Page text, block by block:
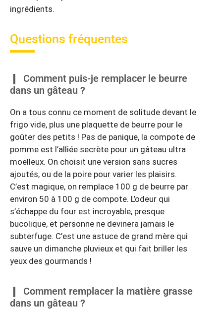
ingrédients.
Questions fréquentes
Comment puis-je remplacer le beurre
dans un gâteau ?
On a tous connu ce moment de solitude devant le
frigo vide, plus une plaquette de beurre pour le
goûter des petits ! Pas de panique, la compote de
pomme est l’alliée secrète pour un gâteau ultra
moelleux. On choisit une version sans sucres
ajoutés, ou de la poire pour varier les plaisirs.
C’est magique, on remplace 100 g de beurre par
environ 50 à 100 g de compote. L’odeur qui
s’échappe du four est incroyable, presque
bucolique, et personne ne devinera jamais le
subterfuge. C’est une astuce de grand mère qui
sauve un dimanche pluvieux et qui fait briller les
yeux des gourmands !
Comment remplacer la matière grasse
dans un gâteau ?